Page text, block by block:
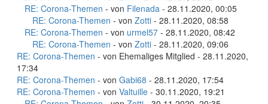
RE: Corona-Themen - von Filenada - 28.11.2020, 00:05
RE: Corona-Themen - von Zotti - 28.11.2020, 08:58
RE: Corona-Themen - von urmel57 - 28.11.2020, 08:42
RE: Corona-Themen - von Zotti - 28.11.2020, 09:06
RE: Corona-Themen - von Ehemaliges Mitglied - 28.11.2020,
17:34
RE: Corona-Themen - von Gabi68 - 28.11.2020, 17:54
RE: Corona-Themen - von Valtuille - 30.11.2020, 19:21